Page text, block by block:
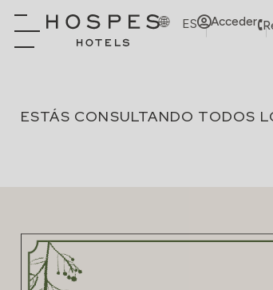
ES Acceder
ESTÁS CONSULTANDO TODOS